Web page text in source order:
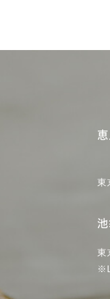
東
東